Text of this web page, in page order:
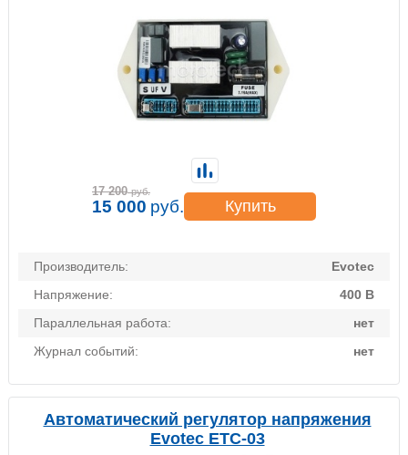
Производитель:
Evotec
Напряжение:
400 В
Параллельная работа:
нет
Журнал событий:
нет
17 200 руб.
15 000 руб. Купить
Автоматический регулятор напряжения
Evotec ETC-03